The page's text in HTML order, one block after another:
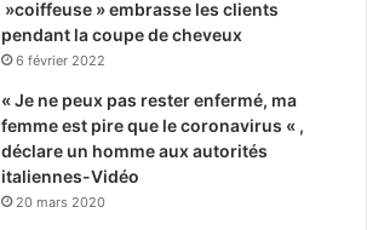
»coiffeuse » embrasse les clients
pendant la coupe de cheveux
6 février 2022
« Je ne peux pas rester enfermé, ma
femme est pire que le coronavirus « ,
déclare un homme aux autorités
italiennes-Vidéo
20 mars 2020